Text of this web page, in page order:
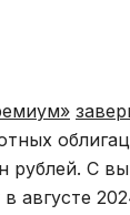
рублей. С
августе